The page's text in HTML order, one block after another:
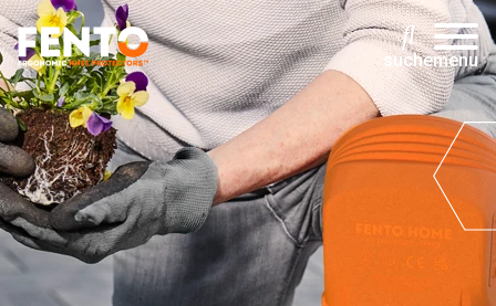
suchemenu